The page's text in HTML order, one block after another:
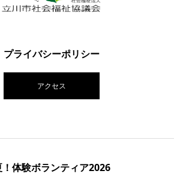
プライバシーポリシー
アクセス
！体験ボランティア2026